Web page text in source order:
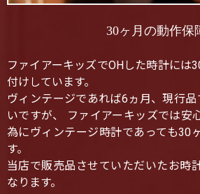
30ヶ月の動作保
ファイアーキッズでOHした時計には
付けしています。
ヴィンテージであれば6ヵ月、現行
いですが、 ファイアーキッズでは安
為にヴィンテージ時計であっても30
す。
当店で販売品させていただいたお時
なります。